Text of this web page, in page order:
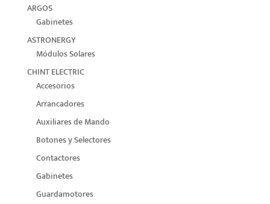
ARGOS
Gabinetes
ASTRONERGY
Módulos Solares
CHINT ELECTRIC
Accesorios
Arrancadores
Auxiliares de Mando
Botones y Selectores
Contactores
Gabinetes
Guardamotores